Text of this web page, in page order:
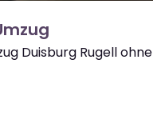
Duisburg Rugell ohne